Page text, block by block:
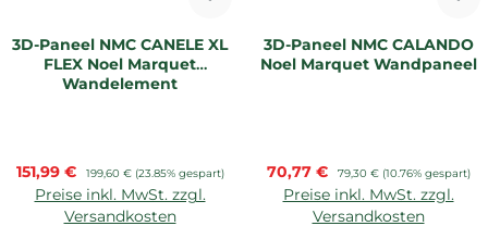
3D-Paneel NMC CANELE XL
FLEX Noel Marquet
Wandelement
Verkaufspreis:
151,99 € Regulärer Preis:
199,60 € (23.85% gespart)
Preise inkl. MwSt. zzgl.
Versandkosten
3D-Paneel NMC CALANDO
Noel Marquet Wandpaneel
Verkaufspreis:
70,77 € Regulärer Preis:
79,30 € (10.76% gespart)
Preise inkl. MwSt. zzgl.
Versandkosten